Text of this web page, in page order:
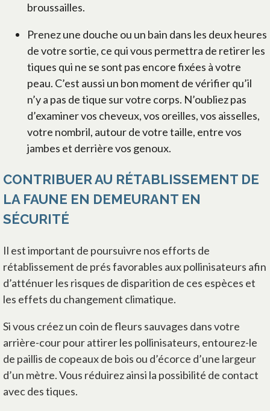
broussailles.
Prenez une douche ou un bain dans les deux heures
de votre sortie, ce qui vous permettra de retirer les
tiques qui ne se sont pas encore fixées à votre
peau. C’est aussi un bon moment de vérifier qu’il
n’y a pas de tique sur votre corps. N’oubliez pas
d’examiner vos cheveux, vos oreilles, vos aisselles,
votre nombril, autour de votre taille, entre vos
jambes et derrière vos genoux.
CONTRIBUER AU RÉTABLISSEMENT DE
LA FAUNE EN DEMEURANT EN
SÉCURITÉ
Il est important de poursuivre nos efforts de
rétablissement de prés favorables aux pollinisateurs afin
d’atténuer les risques de disparition de ces espèces et
les effets du changement climatique.
Si vous créez un coin de fleurs sauvages dans votre
arrière-cour pour attirer les pollinisateurs, entourez-le
de paillis de copeaux de bois ou d’écorce d’une largeur
d’un mètre. Vous réduirez ainsi la possibilité de contact
avec des tiques.